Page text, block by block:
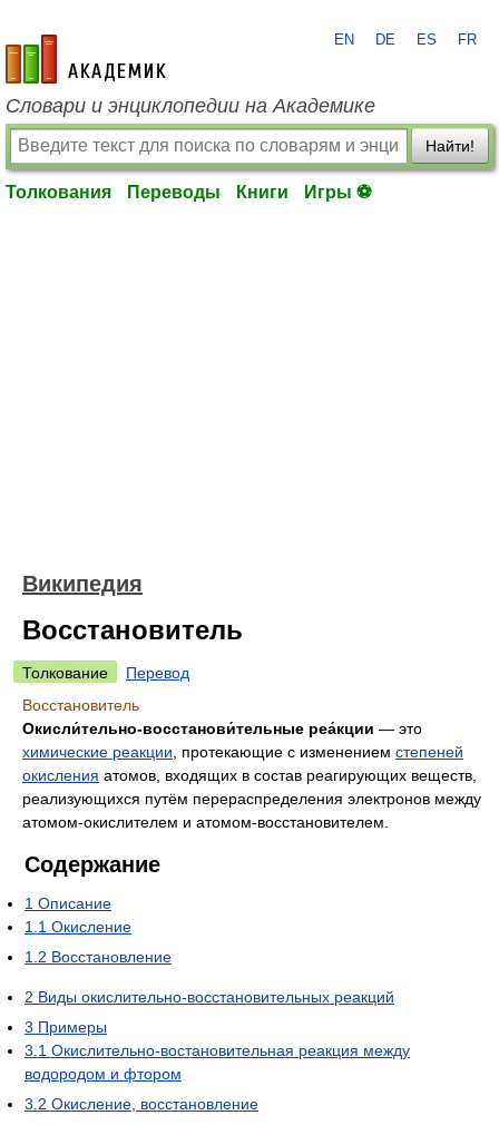
academic.ru
EN DE ES FR
Словари и энциклопедии на Академике
Найти!
Толкования Переводы Книги Игры ⚽
Википедия
Восстановитель
Толкование
Перевод
Восстановитель
Окисли́тельно-восстанови́тельные реа́кции — это
химические реакции , протекающие с изменением степеней
окисления атомов, входящих в состав реагирующих веществ,
реализующихся путём перераспределения электронов между
атомом-окислителем и атомом-восстановителем.
Содержание
1 Описание
1.1 Окисление
1.2 Восстановление
2 Виды окислительно-восстановительных реакций
3 Примеры
3.1 Окислительно-востановительная реакция между
водородом и фтором
3.2 Окисление, восстановление